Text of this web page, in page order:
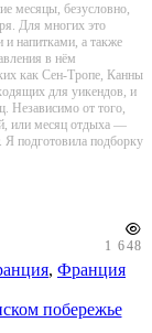
месяцы, безусловно,
Для многих это
напитками, а также
в нём
как Сен-Тропе, Канны
для уикендов, и
Независимо от того,
или месяц отдыха —
Я подготовила подборку
1 648
, Франция
побережье